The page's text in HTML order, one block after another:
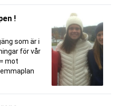
!
som är i
för vår
mot